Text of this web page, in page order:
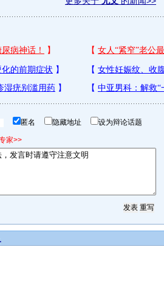
匿名 隐藏地址 设为辩论话题
家>>